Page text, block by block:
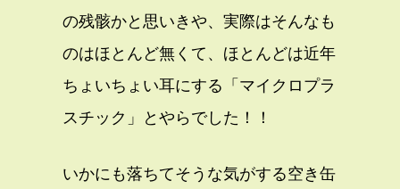
の残骸かと思いきや、実際はそんなも
のはほとんど無くて、ほとんどは近年
ちょいちょい耳にする「マイクロプラ
スチック」とやらでした！！
いかにも落ちてそうな気がする空き缶